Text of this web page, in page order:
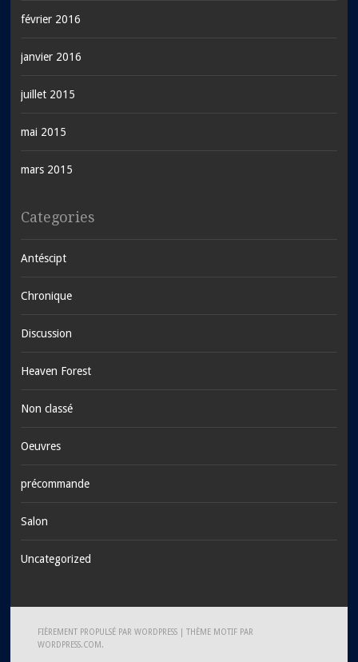
février 2016
janvier 2016
juillet 2015
mai 2015
mars 2015
Categories
Antéscipt
Chronique
Discussion
Heaven Forest
Non classé
Oeuvres
précommande
Salon
Uncategorized
FIÈREMENT PROPULSÉ PAR WORDPRESS |THÈME MOTIF PAR
WORDPRESS.COM .